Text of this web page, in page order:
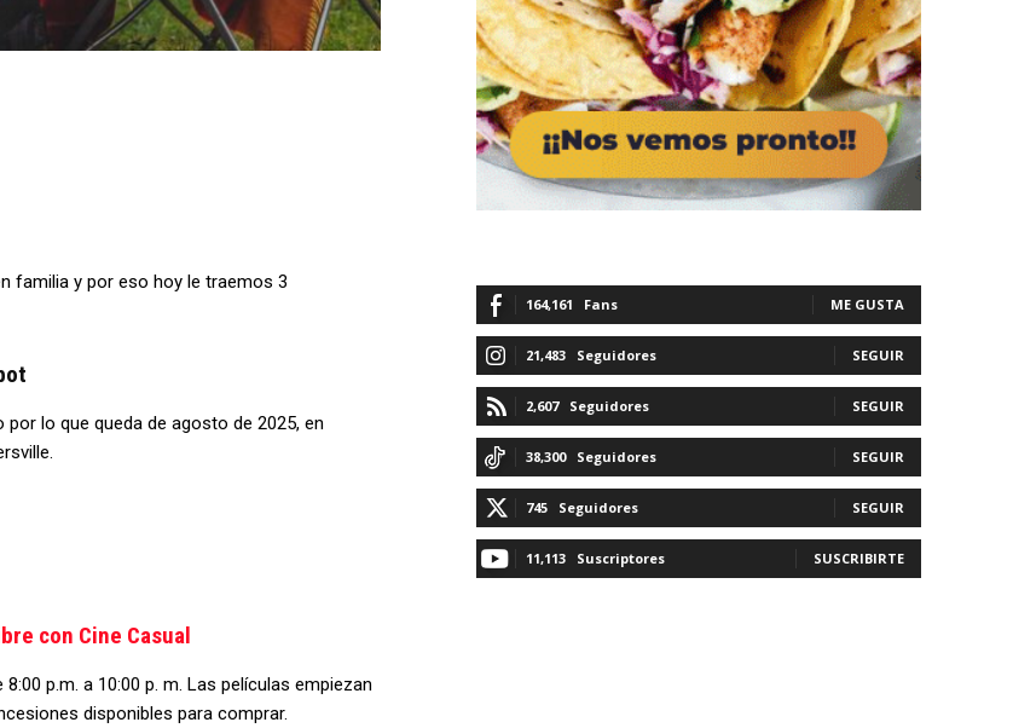
familia y por eso hoy le traemos 3
por lo que queda de agosto de 2025, en
con Cine Casual
p.m. a 10:00 p. m. Las películas empiezan
disponibles para comprar.
164,161 Fans ME GUSTA
21,483 Seguidores SEGUIR
2,607 Seguidores SEGUIR
38,300 Seguidores SEGUIR
745 Seguidores SEGUIR
11,113 Suscriptores SUSCRIBIRTE